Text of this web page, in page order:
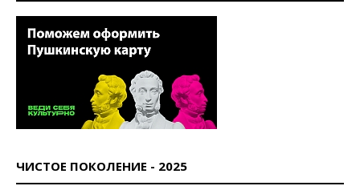
ЧИСТОЕ ПОКОЛЕНИЕ - 2025